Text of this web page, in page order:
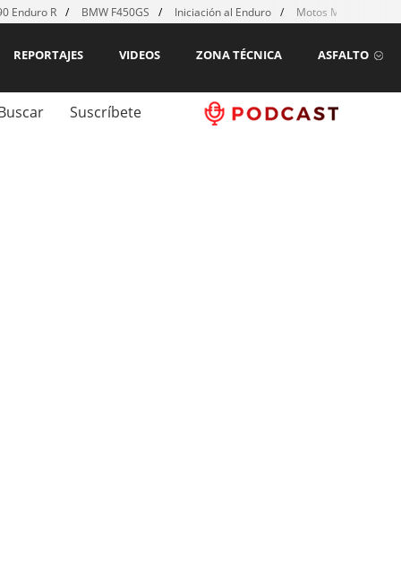
Enduro R BMW F450GS Iniciación al Enduro Motos MX para
ASFALTO
ZONA TÉCNICA
VIDEOS
REPORTAJES
Suscríbete